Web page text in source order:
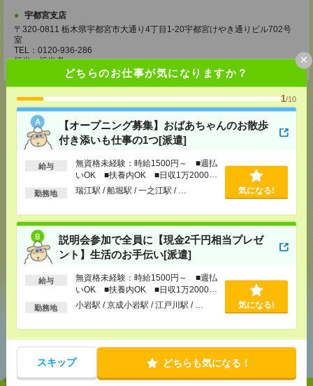
どちらのお仕事が気になりますか？
1/10
【オープニング募集】おばあちゃんのお散歩
付き添いも仕事の1つ[派遣]
給与
無資格未経験：時給1500円～ ■週払
いOK ■扶養内OK ■日収1万2000円
以上
勤務地 瑞江駅 / 船堀駅 / 一之江駅 / … 気になる!
説明会参加で全員に【現金2千円相当プレゼ
ント】生活のお手伝い[派遣]
給与
無資格未経験：時給1500円～ ■週払
いOK ■扶養内OK ■日収1万2000円
以上
勤務地 小岩駅 / 京成小岩駅 / 江戸川駅 / … 気になる!
スキップ どちらも気になる！
×
宇都宮支店
〒320-0811 栃木県宇都宮市大通り4丁目1-20宇都宮けやき通りビル702号
室
TEL：0120-936-286
担当：担当者
応募ページへ
気になる！ 電話応募
メール で送る LINEで送る
シェア ツイート ブックマーク
あなたの閲覧履歴からの
おすすめ